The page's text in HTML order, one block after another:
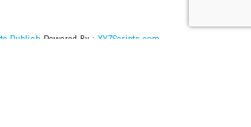
Publish Powered By : XYZScripts.com